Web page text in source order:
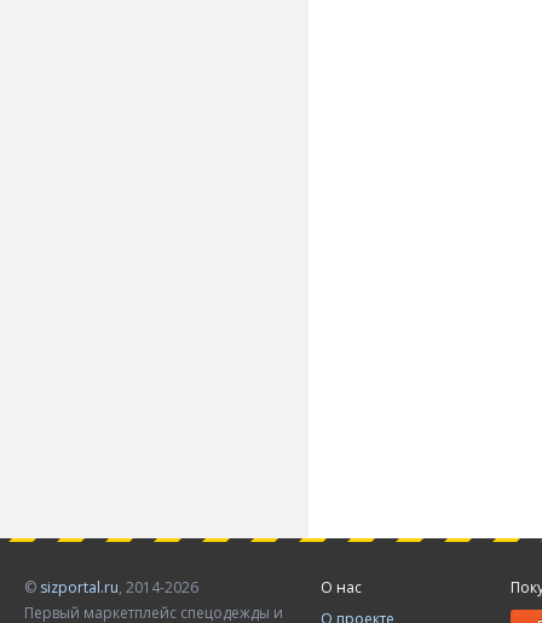
© sizportal.ru, 2014-2026
Первый маркетплейс спецодежды и
О нас
О проекте